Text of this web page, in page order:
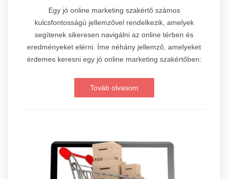
Egy jó online marketing szakértő számos
kulcsfontosságú jellemzővel rendelkezik, amelyek
segítenek sikeresen navigálni az online térben és
eredményeket elérni. Íme néhány jellemző, amelyeket
érdemes keresni egy jó online marketing szakértőben:
Továb olvasom